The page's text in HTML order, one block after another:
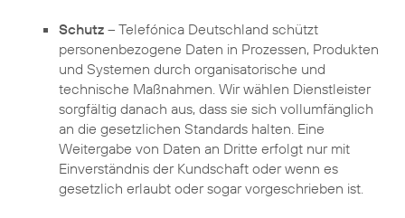
Schutz – Telefónica Deutschland schützt
personenbezogene Daten in Prozessen, Produkten
und Systemen durch organisatorische und
technische Maßnahmen. Wir wählen Dienstleister
sorgfältig danach aus, dass sie sich vollumfänglich
an die gesetzlichen Standards halten. Eine
Weitergabe von Daten an Dritte erfolgt nur mit
Einverständnis der Kundschaft oder wenn es
gesetzlich erlaubt oder sogar vorgeschrieben ist.